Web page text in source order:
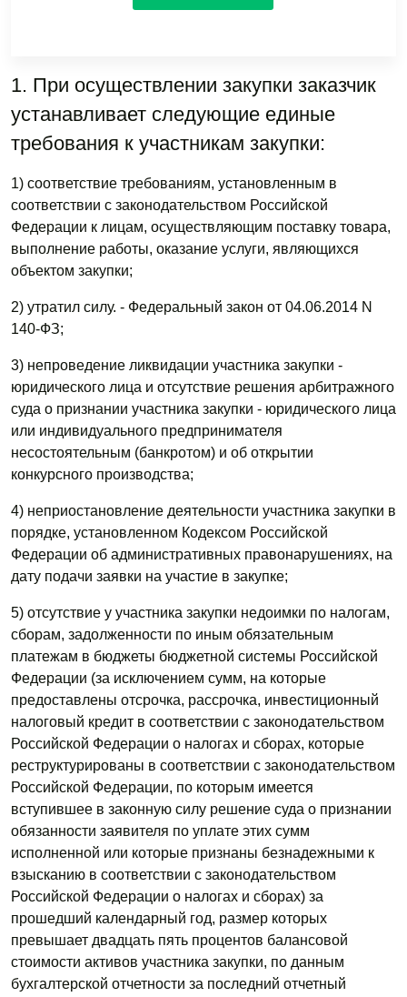
1. При осуществлении закупки заказчик
устанавливает следующие единые
требования к участникам закупки:
1) соответствие требованиям, установленным в
соответствии с законодательством Российской
Федерации к лицам, осуществляющим поставку товара,
выполнение работы, оказание услуги, являющихся
объектом закупки;
2) утратил силу. - Федеральный закон от 04.06.2014 N
140-ФЗ;
3) непроведение ликвидации участника закупки -
юридического лица и отсутствие решения арбитражного
суда о признании участника закупки - юридического лица
или индивидуального предпринимателя
несостоятельным (банкротом) и об открытии
конкурсного производства;
4) неприостановление деятельности участника закупки в
порядке, установленном Кодексом Российской
Федерации об административных правонарушениях, на
дату подачи заявки на участие в закупке;
5) отсутствие у участника закупки недоимки по налогам,
сборам, задолженности по иным обязательным
платежам в бюджеты бюджетной системы Российской
Федерации (за исключением сумм, на которые
предоставлены отсрочка, рассрочка, инвестиционный
налоговый кредит в соответствии с законодательством
Российской Федерации о налогах и сборах, которые
реструктурированы в соответствии с законодательством
Российской Федерации, по которым имеется
вступившее в законную силу решение суда о признании
обязанности заявителя по уплате этих сумм
исполненной или которые признаны безнадежными к
взысканию в соответствии с законодательством
Российской Федерации о налогах и сборах) за
прошедший календарный год, размер которых
превышает двадцать пять процентов балансовой
стоимости активов участника закупки, по данным
бухгалтерской отчетности за последний отчетный